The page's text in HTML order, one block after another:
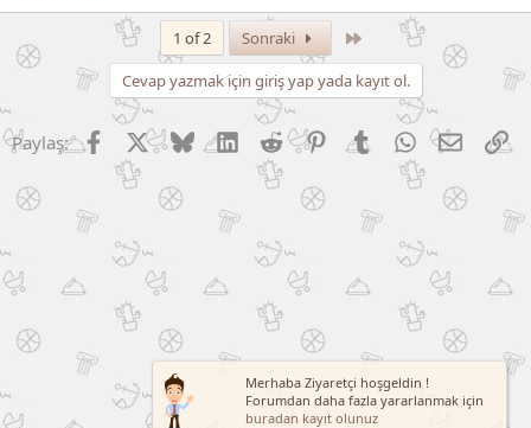
1 of 2 Sonraki
Cevap yazmak için giriş yap yada kayıt ol.
Paylaş: FacebookX (Twitter)
BlueskyLinkedInReddit PinterestTumblr WhatsApp
E-posta
Merhaba Ziyaretçi hoşgeldin !
Forumdan daha fazla yararlanmak için
buradan kayıt olunuz